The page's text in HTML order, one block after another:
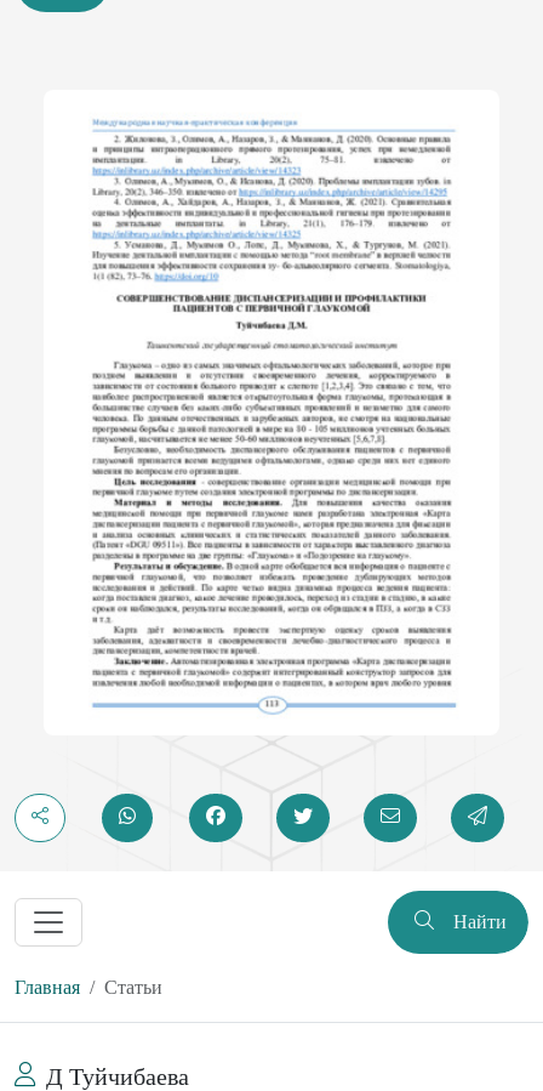
Найти
Главная Статьи
Д Туйчибаева